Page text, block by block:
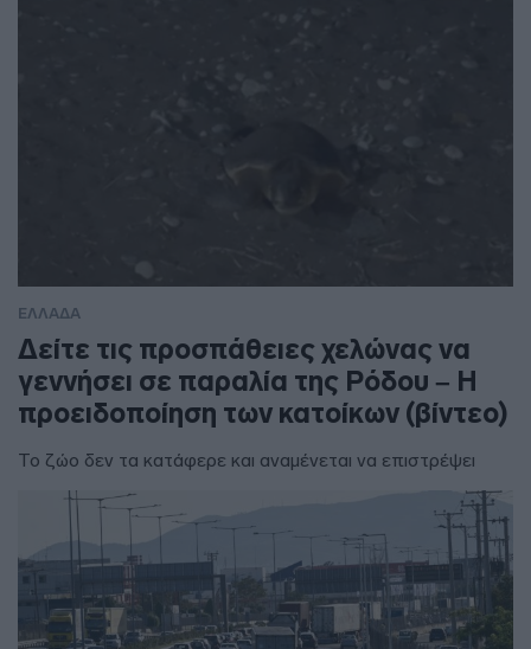
ΕΛΛΑΔΑ
Δείτε τις προσπάθειες χελώνας να
γεννήσει σε παραλία της Ρόδου – Η
προειδοποίηση των κατοίκων (βίντεο)
Το ζώο δεν τα κατάφερε και αναμένεται να επιστρέψει